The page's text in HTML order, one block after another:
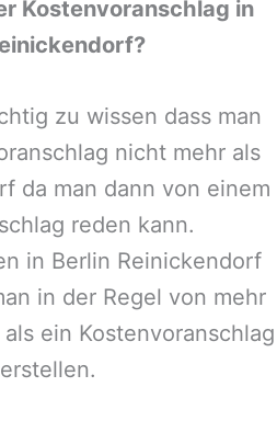
Kostenvoranschlag in
?
zu wissen dass man
nicht mehr als
da man dann von einem
reden kann.
in Berlin Reinickendorf
in der Regel von mehr
ein Kostenvoranschlag